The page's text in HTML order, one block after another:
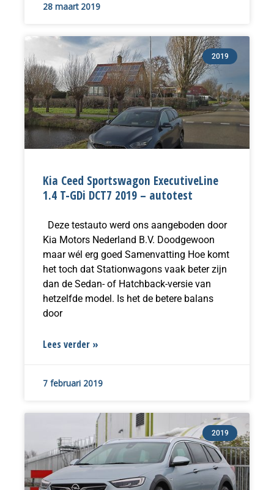
28 maart 2019
2019
Kia Ceed Sportswagon ExecutiveLine
1.4 T-GDi DCT7 2019 – autotest
Deze testauto werd ons aangeboden door
Kia Motors Nederland B.V. Doodgewoon
maar wél erg goed Samenvatting Hoe komt
het toch dat Stationwagons vaak beter zijn
dan de Sedan- of Hatchback-versie van
hetzelfde model. Is het de betere balans
door
Lees verder »
7 februari 2019
2019